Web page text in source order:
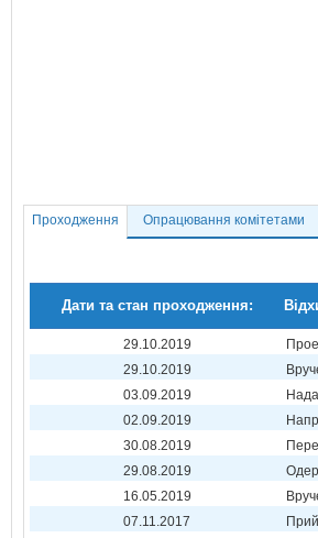
Проходження Опрацювання комітетами
Дати та стан проходження:
29.10.2019
29.10.2019
03.09.2019
02.09.2019
30.08.2019
29.08.2019
16.05.2019
07.11.2017